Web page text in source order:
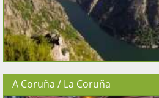
A Coruña / La Coruña